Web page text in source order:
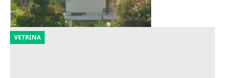
23/10/2026
VETRINA